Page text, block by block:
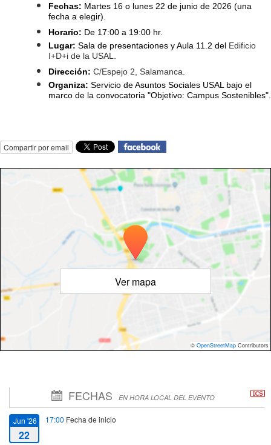
Fechas: Martes 16 o lunes 22 de junio de 2026 (una
fecha a elegir).
Horario: De 17:00 a 19:00 hr.
Lugar: Sala de presentaciones y Aula 11.2 del Edificio
I+D+i de la USAL.
Dirección: C/Espejo 2, Salamanca.
Organiza: Servicio de Asuntos Sociales USAL bajo el
marco de la convocatoria "Objetivo: Campus Sostenibles".
Compartir por email
Ver mapa
© OpenStreetMap Contributors
FECHAS EN HORA LOCAL DEL EVENTO
Jun '26
22
17:00 Fecha de inicio